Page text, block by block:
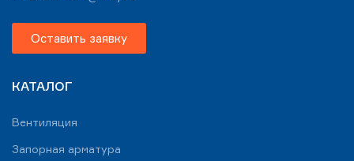
Оставить заявку
КАТАЛОГ
Вентиляция
Запорная арматура